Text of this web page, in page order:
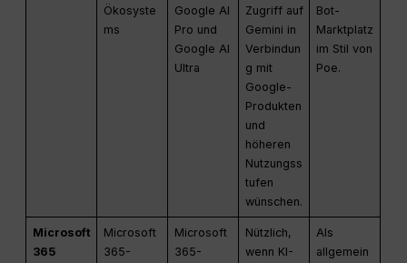
Ökosyste
ms
Google AI
Pro und
Google AI
Ultra
Zugriff auf
Gemini in
Verbindun
g mit
Google-
Produkten
und
höheren
Nutzungss
tufen
wünschen.
Bot-
Marktplatz
im Stil von
Poe.
Microsoft
365
Microsoft
365-
Microsoft
365-
Nützlich,
wenn KI-
Als
allgemein